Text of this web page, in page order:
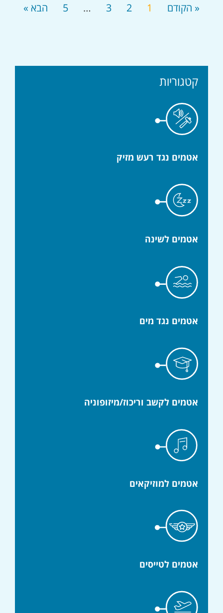
« הקודם 1
2
3
…
5 הבא »
קטגוריות
אטמים נגד רעש מזיק
אטמים לשינה
אטמים נגד מים
אטמים לקשב וריכוז/מיזופוניה
אטמים למוזיקאים
אטמים לטייסים